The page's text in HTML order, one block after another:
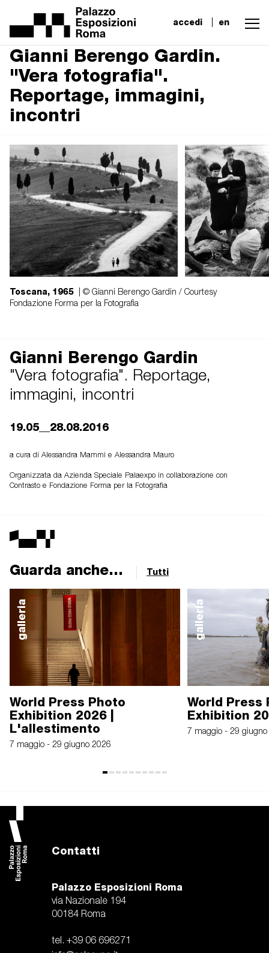
accedi en
Gianni Berengo Gardin.
"Vera fotografia".
Reportage, immagini,
incontri
Toscana, 1965
| © Gianni Berengo Gardin / Courtesy
Fondazione Forma per la Fotografia
Gianni Berengo Gardin
"Vera fotografia". Reportage,
immagini, incontri
19.05__28.08.2016
a cura di Alessandra Mammì e Alessandra Mauro
Organizzata da Azienda Speciale Palaexpo in collaborazione con
Contrasto e Fondazione Forma per la Fotografia
Guarda anche... Tutti
galleria
World Press Photo
Exhibition 2026 |
L'allestimento
7 maggio - 29 giugno 2026
galleria
World Press
Exhibition
7 maggio - 29
Contatti
Palazzo Esposizioni Roma
via Nazionale 194
00184 Roma
tel. +39 06 696271